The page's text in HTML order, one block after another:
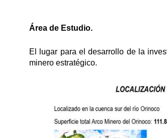
Área de Estudio.
El lugar para el desarrollo de la
minero estratégico.